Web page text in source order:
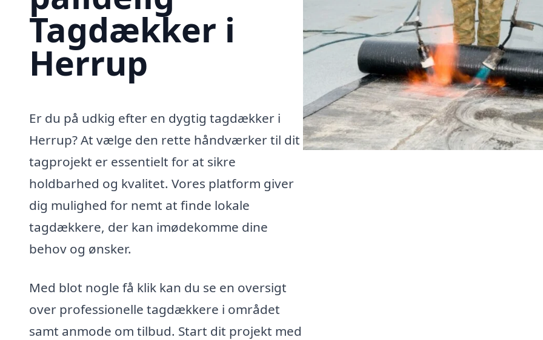
Tagdækker i
Herrup
Er du på udkig efter en dygtig tagdækker i
Herrup? At vælge den rette håndværker til dit
tagprojekt er essentielt for at sikre
holdbarhed og kvalitet. Vores platform giver
dig mulighed for nemt at finde lokale
tagdækkere, der kan imødekomme dine
behov og ønsker.
Med blot nogle få klik kan du se en oversigt
over professionelle tagdækkere i området
samt anmode om tilbud. Start dit projekt med